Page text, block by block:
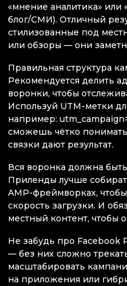
«мнение аналитика» или
блог/СМИ). Отличный
стилизованные под
или обзоры — они
Правильная структура
Рекомендуется делить
воронки, чтобы
Используй UTM-метки
например:
сможешь чётко
связки дают результат.
Вся воронка должна
Приленды лучше
AMP-фреймворках,
скорость загрузки. И
местный контент, чтобы
Не забудь про Facebook
— без них сложно
масштабировать
на приложения или